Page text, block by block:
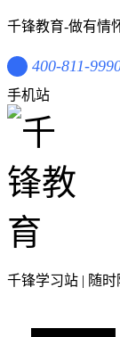
千锋教育-做有情
400-811-
手机站
千锋学习站 | 随